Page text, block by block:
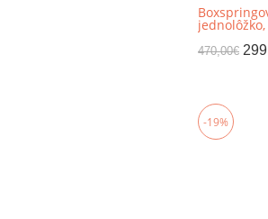
80x200,
470,00€
-19%